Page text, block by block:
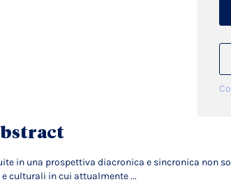
in una prospettiva diacronica e sincronica non
culturali in cui attualmente ...